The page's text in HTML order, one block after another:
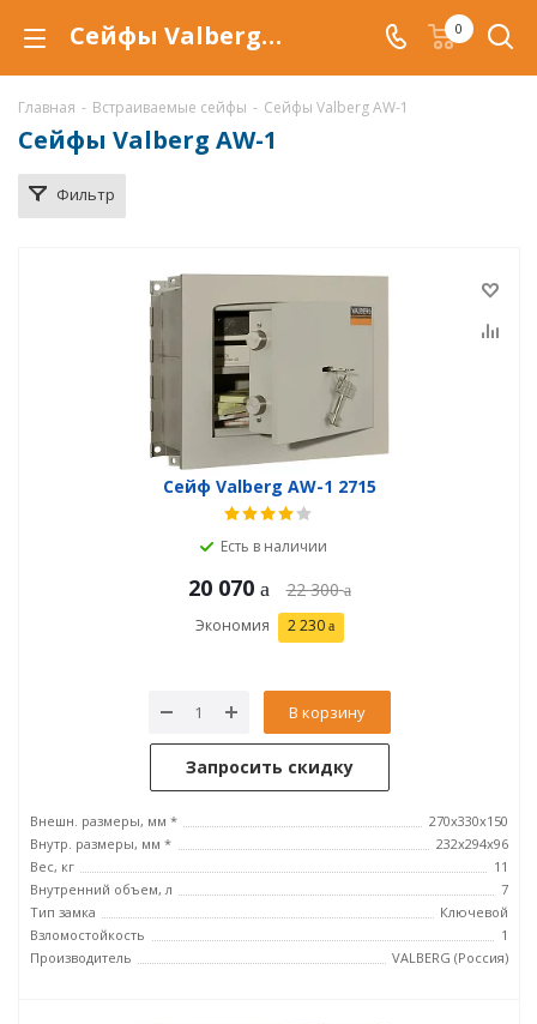
Сейфы Valberg AW-1 купить в Краснодаре, встраиваемый сейф тайник Valberg AW-1 по низкой цене с доставкой 0
Главная - Встраиваемые сейфы - Сейфы Valberg AW-1
Сейфы Valberg AW-1
Фильтр
Сейф Valberg AW-1 2715
Есть в наличии
20 070 22 300
Экономия 2 230
В корзину
Запросить скидку
Внешн. размеры, мм *
270x330x150
Внутр. размеры, мм *
232х294х96
Вес, кг
11
Внутренний объем, л
7
Тип замка
Ключевой
Взломостойкость
1
Производитель
VALBERG (Россия)